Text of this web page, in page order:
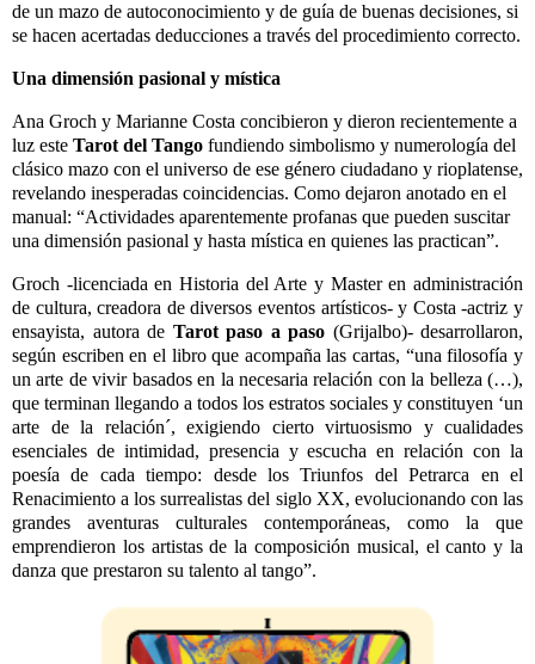
de un mazo de autoconocimiento y de guía de buenas decisiones, si
se hacen acertadas deducciones a través del procedimiento correcto.
Una dimensión pasional y mística
Ana Groch y Marianne Costa concibieron y dieron recientemente a
luz este Tarot del Tango fundiendo simbolismo y numerología del
clásico mazo con el universo de ese género ciudadano y rioplatense,
revelando inesperadas coincidencias. Como dejaron anotado en el
manual: “Actividades aparentemente profanas que pueden suscitar
una dimensión pasional y hasta mística en quienes las practican”.
Groch -licenciada en Historia del Arte y Master en administración
de cultura, creadora de diversos eventos artísticos- y Costa -actriz y
ensayista, autora de Tarot paso a paso (Grijalbo)- desarrollaron,
según escriben en el libro que acompaña las cartas, “una filosofía y
un arte de vivir basados en la necesaria relación con la belleza (…),
que terminan llegando a todos los estratos sociales y constituyen ‘un
arte de la relación´, exigiendo cierto virtuosismo y cualidades
esenciales de intimidad, presencia y escucha en relación con la
poesía de cada tiempo: desde los Triunfos del Petrarca en el
Renacimiento a los surrealistas del siglo XX, evolucionando con las
grandes aventuras culturales contemporáneas, como la que
emprendieron los artistas de la composición musical, el canto y la
danza que prestaron su talento al tango”.